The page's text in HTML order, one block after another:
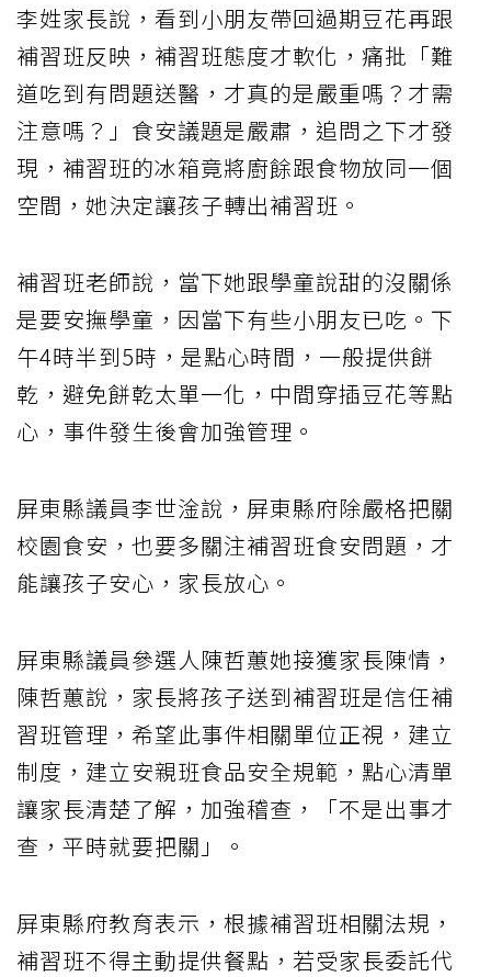
李姓家長說，看到小朋友帶回過期豆花再跟
補習班反映，補習班態度才軟化，痛批「難
道吃到有問題送醫，才真的是嚴重嗎？才需
注意嗎？」食安議題是嚴肅，追問之下才發
現，補習班的冰箱竟將廚餘跟食物放同一個
空間，她決定讓孩子轉出補習班。
補習班老師說，當下她跟學童說甜的沒關係
是要安撫學童，因當下有些小朋友已吃。下
午4時半到5時，是點心時間，一般提供餅
乾，避免餅乾太單一化，中間穿插豆花等點
心，事件發生後會加強管理。
屏東縣議員李世淦說，屏東縣府除嚴格把關
校園食安，也要多關注補習班食安問題，才
能讓孩子安心，家長放心。
屏東縣議員參選人陳哲蕙她接獲家長陳情，
陳哲蕙說，家長將孩子送到補習班是信任補
習班管理，希望此事件相關單位正視，建立
制度，建立安親班食品安全規範，點心清單
讓家長清楚了解，加強稽查，「不是出事才
查，平時就要把關」。
屏東縣府教育表示，根據補習班相關法規，
補習班不得主動提供餐點，若受家長委託代